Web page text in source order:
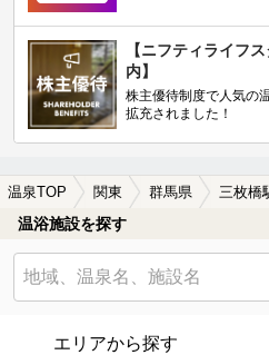
【ニフティライフ
内】
株主優待制度で人気の
拡充されました！
温泉TOP 関東 群馬県 三枚橋
温浴施設を探す
エリアから探す